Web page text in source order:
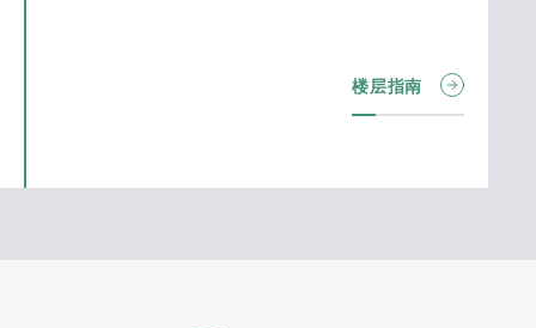
楼层指南